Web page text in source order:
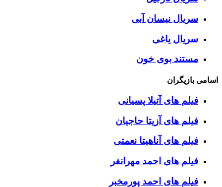
سریال نیسان آبی
سریال یاغی
مستند بوی خون
اسامی بازیگران
فیلم های آتیلا پسیانی
فیلم های آزیتا حاجیان
فیلم های آناهیتا نعمتی
فیلم های احمد مهرانفر
فیلم های احمد پورمخبر